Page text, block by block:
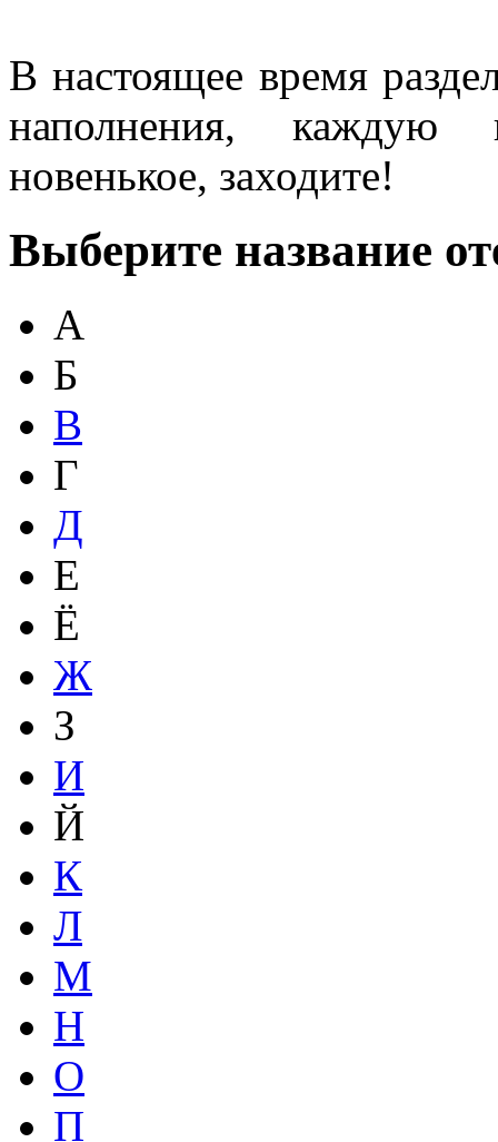
В настоящее время
наполнения, каждую
новенькое, заходите!
Выберите название
А
Б
В
Г
Д
Е
Ё
Ж
З
И
Й
К
Л
М
Н
О
П